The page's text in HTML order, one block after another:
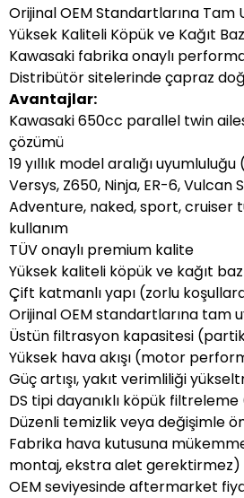
Orijinal OEM Standartlarına Tam
Yüksek Kaliteli Köpük ve Kağıt
Kawasaki fabrika onaylı
Distribütör sitelerinde çapraz
Avantajlar:
Kawasaki 650cc parallel twin
çözümü
19 yıllık model aralığı
Versys, Z650, Ninja, ER-6, Vulcan
Adventure, naked, sport, cruiser
kullanım
TÜV onaylı premium kalite
Yüksek kaliteli köpük ve kağıt
Çift katmanlı yapı (zorlu
Orijinal OEM standartlarına tam
Üstün filtrasyon kapasitesi
Yüksek hava akışı (motor
Güç artışı, yakıt verimliliği
DS tipi dayanıklı köpük
Düzenli temizlik veya değişimle
Fabrika hava kutusuna
montaj, ekstra alet gerektirmez)
OEM seviyesinde aftermarket